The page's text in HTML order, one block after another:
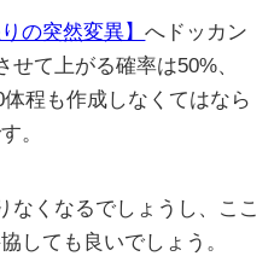
りの突然変異】へドッカン
て上がる確率は50%、
程も作成しなくてはなら
。
なくなるでしょうし、ここ
しても良いでしょう。